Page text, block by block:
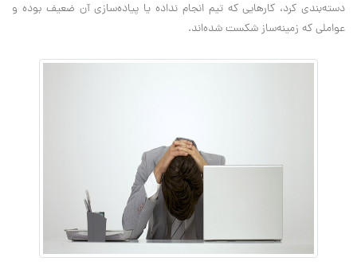
دسته‌بندی کرد، کارهایی که تیم انجام نداده یا پیاده‌سازی آن ضعیف بوده و
عواملی که زمینه‌ساز شکست شده‌اند.